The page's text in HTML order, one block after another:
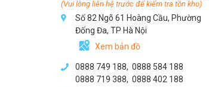
(Vui lòng liên hệ trước để kiểm tra tồn kho)
Số 82 Ngõ 61 Hoàng Cầu, Phường
Đống Đa, TP Hà Nội
Xem bản đồ
0888 749 188, 0888 584 188
0888 719 388, 0888 402 188